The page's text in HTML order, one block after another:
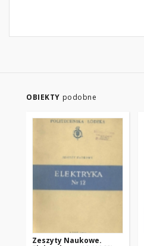
OBIEKTY podobne
Zeszyty Naukowe.